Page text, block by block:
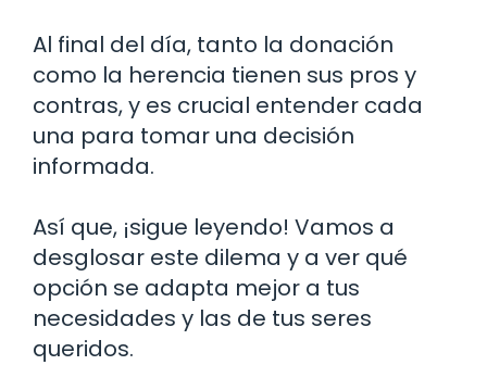
Al final del día, tanto la donación
como la herencia tienen sus pros y
contras, y es crucial entender cada
una para tomar una decisión
informada.
Así que, ¡sigue leyendo! Vamos a
desglosar este dilema y a ver qué
opción se adapta mejor a tus
necesidades y las de tus seres
queridos.